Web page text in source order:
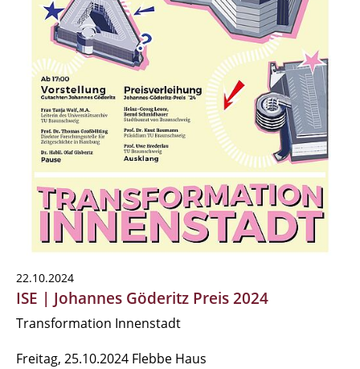
22.10.2024
ISE | Johannes Göderitz Preis 2024
Transformation Innenstadt
Freitag, 25.10.2024 Flebbe Haus